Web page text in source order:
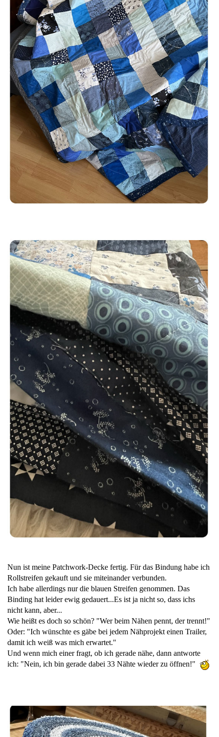
Nun ist meine Patchwork-Decke fertig. Für das Bindung habe ich
Rollstreifen gekauft und sie miteinander verbunden.
Ich habe allerdings nur die blauen Streifen genommen. Das
Binding hat leider ewig gedauert...Es ist ja nicht so, dass ichs
nicht kann, aber...
Wie heißt es doch so schön? "Wer beim Nähen pennt, der trennt!"
Oder: "Ich wünschte es gäbe bei jedem Nähprojekt einen Trailer,
damit ich weiß was mich erwartet."
Und wenn mich einer fragt, ob ich gerade nähe, dann antworte
ich: "Nein, ich bin gerade dabei 33 Nähte wieder zu öffnen!"